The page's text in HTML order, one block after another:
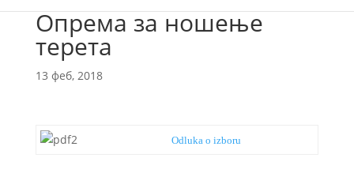
Опрема за ношење
терета
13 феб, 2018
Odluka o izboru